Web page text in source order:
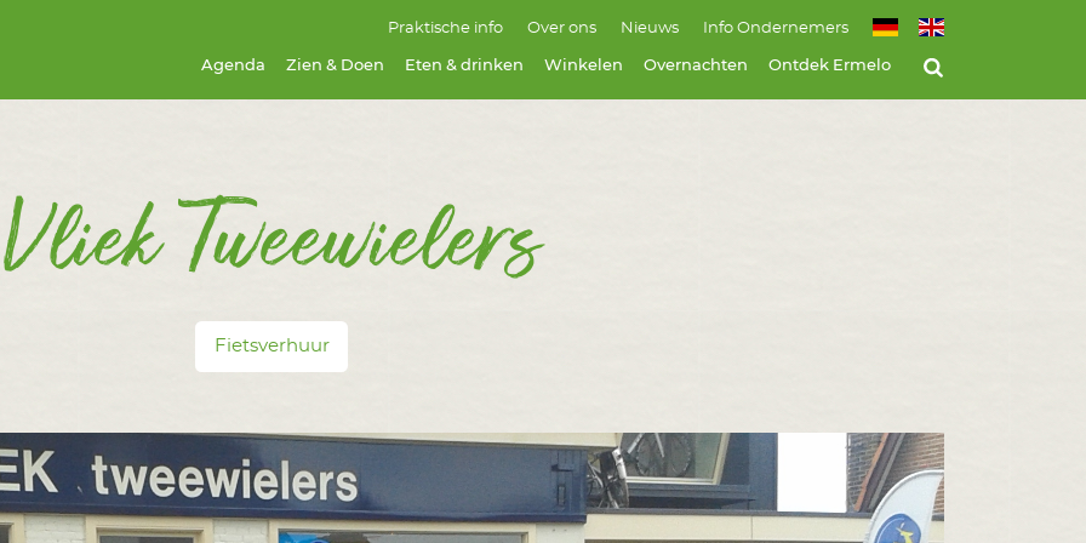
Agenda Zien & Doen Eten & drinken Winkelen Overnachten Ontdek Ermelo
Praktische info Over ons Nieuws Info Ondernemers
Vliek Tweewielers
Fietsverhuur